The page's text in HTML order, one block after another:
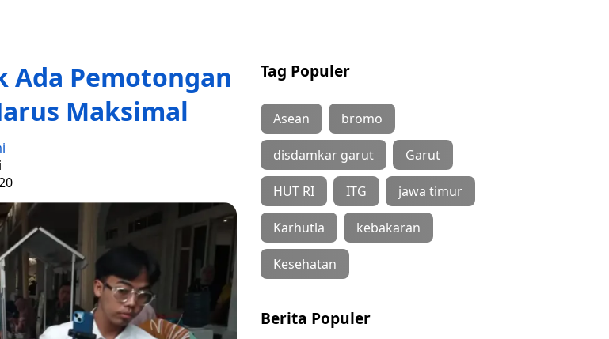
Ada Pemotongan
Maksimal
Tag Populer
Asean bromo
disdamkar garut Garut
HUT RI ITG jawa timur
Karhutla kebakaran
Kesehatan
Berita Populer